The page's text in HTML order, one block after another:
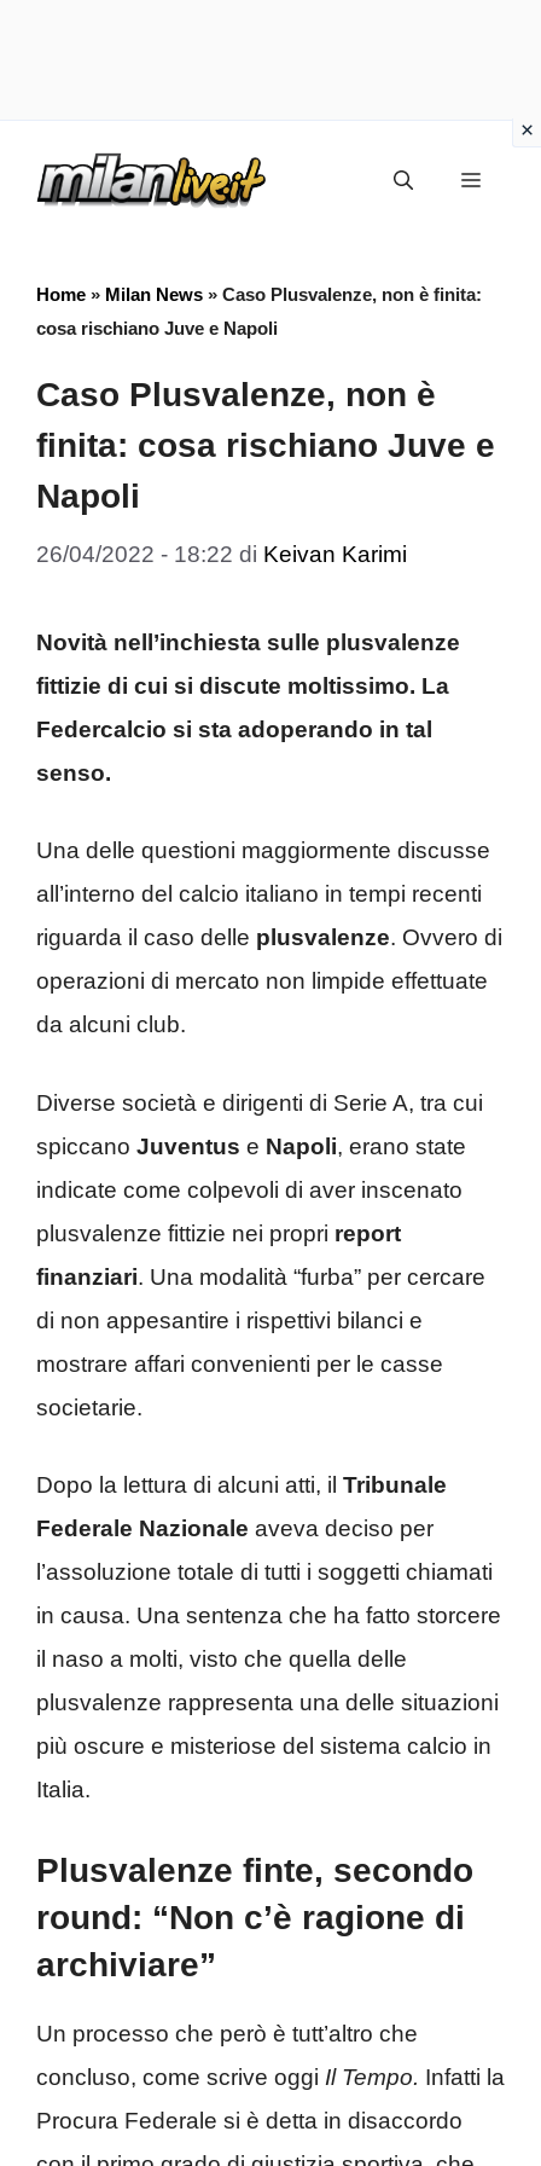
Menu
Home » Milan News » Caso Plusvalenze, non è finita:
cosa rischiano Juve e Napoli
Caso Plusvalenze, non è
finita: cosa rischiano Juve e
Napoli
26/04/2022 - 18:22 di Keivan Karimi
Novità nell’inchiesta sulle plusvalenze
fittizie di cui si discute moltissimo. La
Federcalcio si sta adoperando in tal
senso.
Una delle questioni maggiormente discusse
all’interno del calcio italiano in tempi recenti
riguarda il caso delle plusvalenze. Ovvero di
operazioni di mercato non limpide effettuate
da alcuni club.
Diverse società e dirigenti di Serie A, tra cui
spiccano Juventus e Napoli, erano state
indicate come colpevoli di aver inscenato
plusvalenze fittizie nei propri report
finanziari. Una modalità “furba” per cercare
di non appesantire i rispettivi bilanci e
mostrare affari convenienti per le casse
societarie.
Dopo la lettura di alcuni atti, il Tribunale
Federale Nazionale aveva deciso per
l’assoluzione totale di tutti i soggetti chiamati
in causa. Una sentenza che ha fatto storcere
il naso a molti, visto che quella delle
plusvalenze rappresenta una delle situazioni
più oscure e misteriose del sistema calcio in
Italia.
Plusvalenze finte, secondo
round: “Non c’è ragione di
archiviare”
Un processo che però è tutt’altro che
concluso, come scrive oggi Il Tempo. Infatti la
Procura Federale si è detta in disaccordo